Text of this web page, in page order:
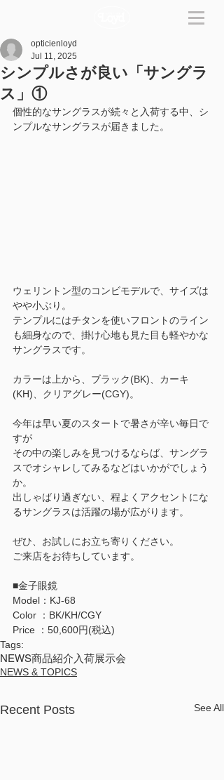
シンプルさが良い「サングラ
ス」①
opticienloyd
Jul 11, 2025
個性的なサングラスが続々と入荷する中、シ
ンプルなサングラスが届きました。
ウェリントン型のコンビモデルで、サイズは
やや小ぶり。
テンプルにはチタンを使いフロントのライン
も細身なので、掛け心地も見た目も軽やかな
サングラスです。
カラーは上から、ブラック(BK)、カーキ
(KH)、クリアグレー(CGY)。
今年は早い夏のスタートで暑さが辛い毎日で
すが
その中の楽しみを見つけるならば、サングラ
スでオシャレしてみるなどはいかがでしょう
か。
出しゃばり過ぎない、程よくアクセントにな
るサングラスは活躍の場が広がります。
ぜひ、お試しにお立ち寄りください。
ご来店をお待ちしています。
■金子眼鏡
Model：KJ-68
Color ：BK/KH/CGY
Price ：50,600円(税込)
Tags:
NEWS商品紹介 入荷展示会
NEWS & TOPICS
Recent Posts See All